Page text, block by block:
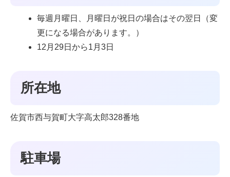
毎週月曜日、月曜日が祝日の場合はその翌日（変
更になる場合があります。）
12月29日から1月3日
所在地
佐賀市西与賀町大字高太郎328番地
駐車場